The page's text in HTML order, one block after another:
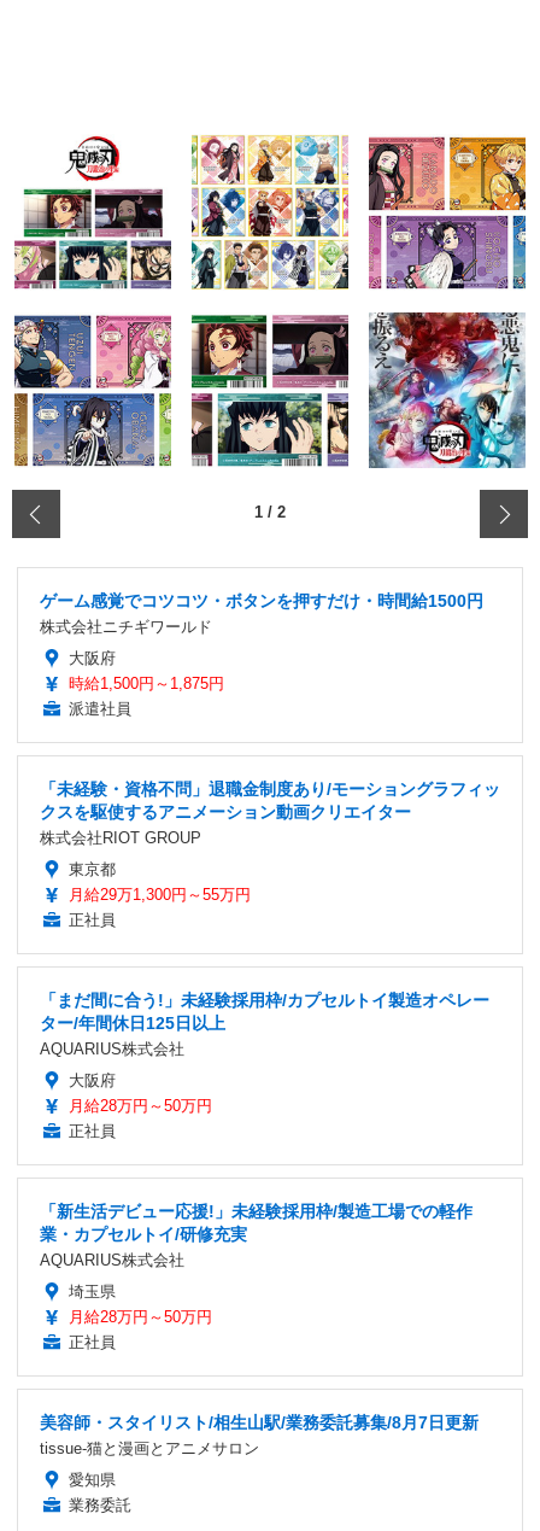
1 / 2
ゲーム感覚でコツコツ・ボタンを押すだけ・時間給1500円
株式会社ニチギワールド
大阪府
時給1,500円～1,875円
派遣社員
「未経験・資格不問」退職金制度あり/モーショングラフィッ
クスを駆使するアニメーション動画クリエイター
株式会社RIOT GROUP
東京都
月給29万1,300円～55万円
正社員
「まだ間に合う!」未経験採用枠/カプセルトイ製造オペレー
ター/年間休日125日以上
AQUARIUS株式会社
大阪府
月給28万円～50万円
正社員
「新生活デビュー応援!」未経験採用枠/製造工場での軽作
業・カプセルトイ/研修充実
AQUARIUS株式会社
埼玉県
月給28万円～50万円
正社員
美容師・スタイリスト/相生山駅/業務委託募集/8月7日更新
tissue-猫と漫画とアニメサロン
愛知県
業務委託